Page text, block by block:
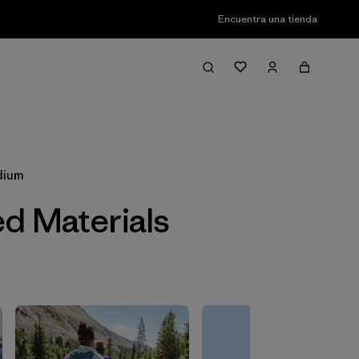
Encuentra una tienda
Filter & Sort
Materials